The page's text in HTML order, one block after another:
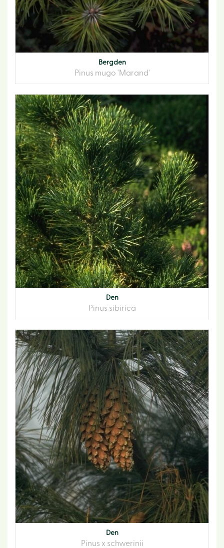
Bergden
Pinus mugo 'Marand'
Den
Pinus sibirica
Den
Pinus x schwerinii